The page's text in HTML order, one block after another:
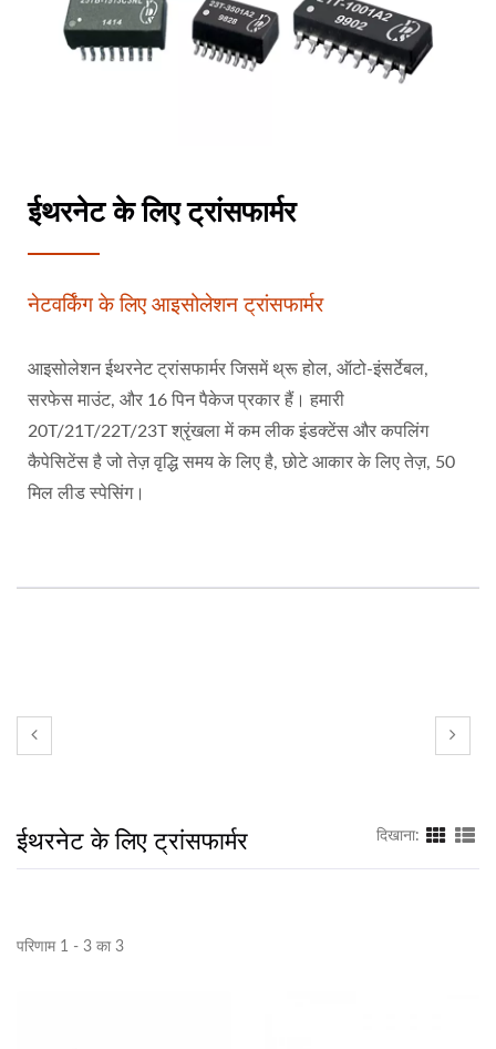
ईथरनेट के लिए ट्रांसफार्मर
नेटवर्किंग के लिए आइसोलेशन ट्रांसफार्मर
आइसोलेशन ईथरनेट ट्रांसफार्मर जिसमें थ्रू होल, ऑटो-इंसर्टेबल,
सरफेस माउंट, और 16 पिन पैकेज प्रकार हैं। हमारी
20T/21T/22T/23T श्रृंखला में कम लीक इंडक्टेंस और कपलिंग
कैपेसिटेंस है जो तेज़ वृद्धि समय के लिए है, छोटे आकार के लिए तेज़, 50
मिल लीड स्पेसिंग।
ईथरनेट के लिए ट्रांसफार्मर दिखाना:
परिणाम 1 - 3 का 3